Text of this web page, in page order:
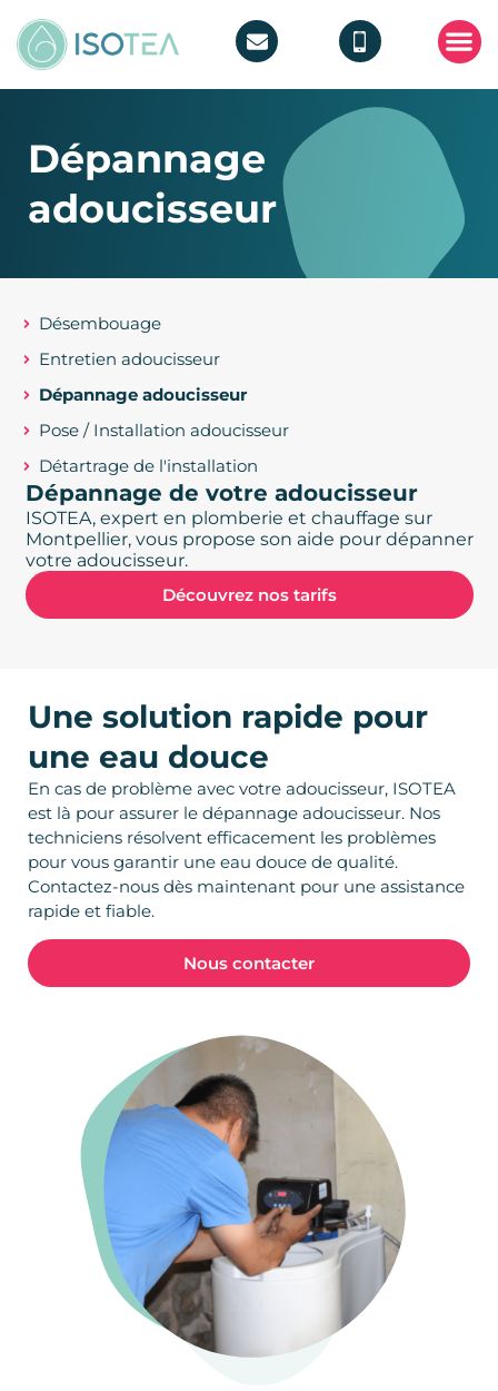
Dépannage
adoucisseur
Désembouage
Entretien adoucisseur
Dépannage adoucisseur
Pose / Installation adoucisseur
Détartrage de l'installation
Dépannage de votre adoucisseur
ISOTEA, expert en plomberie et chauffage sur
Montpellier, vous propose son aide pour dépanner
votre adoucisseur.
Découvrez nos tarifs
Une solution rapide pour
une eau douce
En cas de problème avec votre adoucisseur, ISOTEA
est là pour assurer le dépannage adoucisseur. Nos
techniciens résolvent efficacement les problèmes
pour vous garantir une eau douce de qualité.
Contactez-nous dès maintenant pour une assistance
rapide et fiable.
Nous contacter